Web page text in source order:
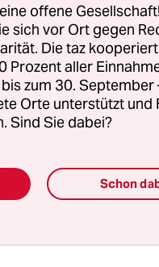
Eskalation der
die islamistische
zu haben.
Morgen bestätigte.
offene
sich vor Ort gegen
Die taz
Prozent aller
zum 30.
Orte unterstützt und
Sind Sie dabei?
Schon